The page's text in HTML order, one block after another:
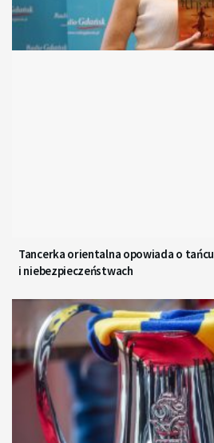
Tancerka orientalna opowiada o tańcu
i niebezpieczeństwach